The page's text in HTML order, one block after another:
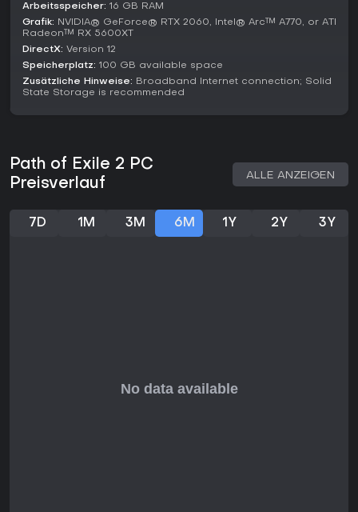
Aktuelle Updates halten das Early-Access-Spiel am Laufen,
Balancing hinzufügen. Wer Action-RPGs mit Fokus auf
Anpassung und langfristiger Progression ohne Pay-to-Win
mag, findet hier echten Wert - besonders bei laufender
Entwicklung.
Arbeitsspeicher: 16 GB RAM
Grafik: NVIDIA® GeForce® RTX 2060, Intel® Arc™ A770, or ATI
Radeon™ RX 5600XT
DirectX: Version 12
Speicherplatz: 100 GB available space
Zusätzliche Hinweise: Broadband Internet connection; Solid
State Storage is recommended
Path of Exile 2 PC
Preisverlauf
ALLE ANZEIGEN
7D 1M 3M 6M 1Y 2Y 3Y